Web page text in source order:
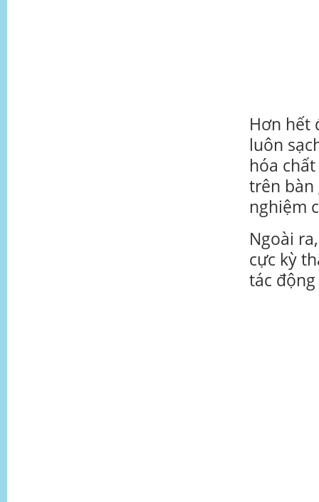
Hơn hết
luôn
hóa
trên bàn
nghiệm
Ngoài
cực kỳ
tác